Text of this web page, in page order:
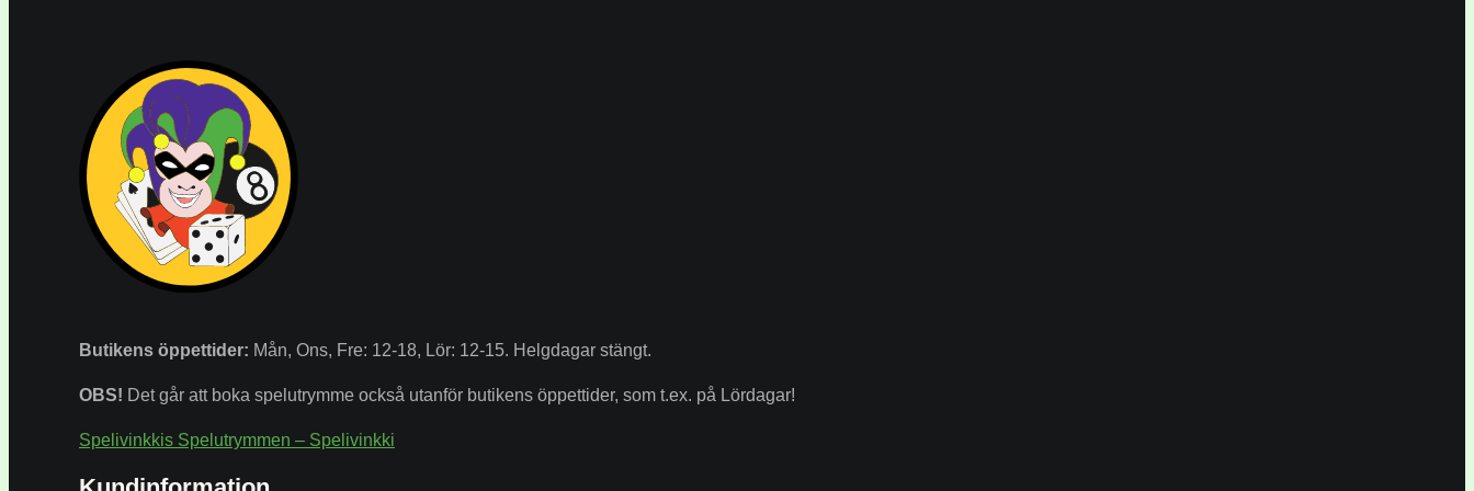
Butikens öppettider: Mån, Ons, Fre: 12-18, Lör: 12-15. Helgdagar stängt.
OBS! Det går att boka spelutrymme också utanför butikens öppettider, som t.ex. på Lördagar!
Spelivinkkis Spelutrymmen – Spelivinkki